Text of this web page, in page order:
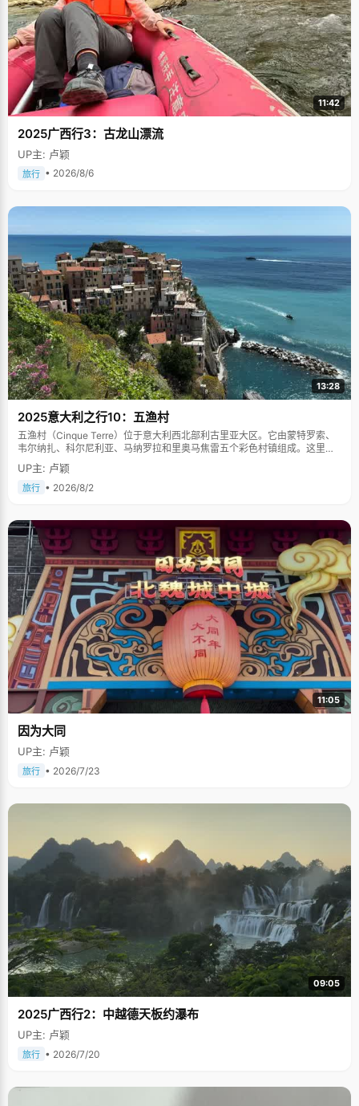
11:42
2025广西行3：古龙山漂流
UP主: 卢颖
旅行 • 2026/8/6
13:28
2025意大利之行10：五渔村
五渔村（Cinque Terre）位于意大利西北部利古里亚大区。它由蒙特罗索、
韦尔纳扎、科尔尼利亚、马纳罗拉和里奥马焦雷五个彩色村镇组成。这里依
山傍海，房屋色彩斑斓，1997年被列为世界文化遗产。
UP主: 卢颖
旅行 • 2026/8/2
11:05
因为大同
UP主: 卢颖
旅行 • 2026/7/23
09:05
2025广西行2：中越德天板约瀑布
UP主: 卢颖
旅行 • 2026/7/20